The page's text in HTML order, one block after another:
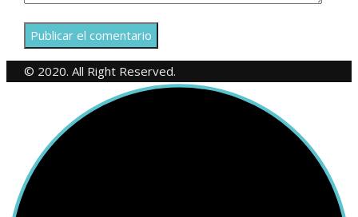
© 2020. All Right Reserved.